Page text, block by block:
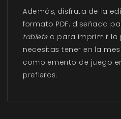
Además, disfruta de la
formato PDF, diseñada
tabletso para imprimir la
necesitas tener en la
complemento de juego
prefieras.